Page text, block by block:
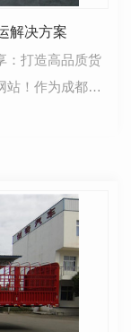
解决方案
：打造高品质货
站！作为成都箱
我们的高品…